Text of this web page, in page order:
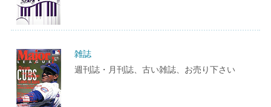
雑誌
週刊誌・月刊誌、古い雑誌、お売り下さい